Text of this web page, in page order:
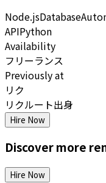
Node.jsDatabase
APIPython
Availability
フリーランス
Previously at
リク
リクルート出身
Hire Now
Discover more
Hire Now